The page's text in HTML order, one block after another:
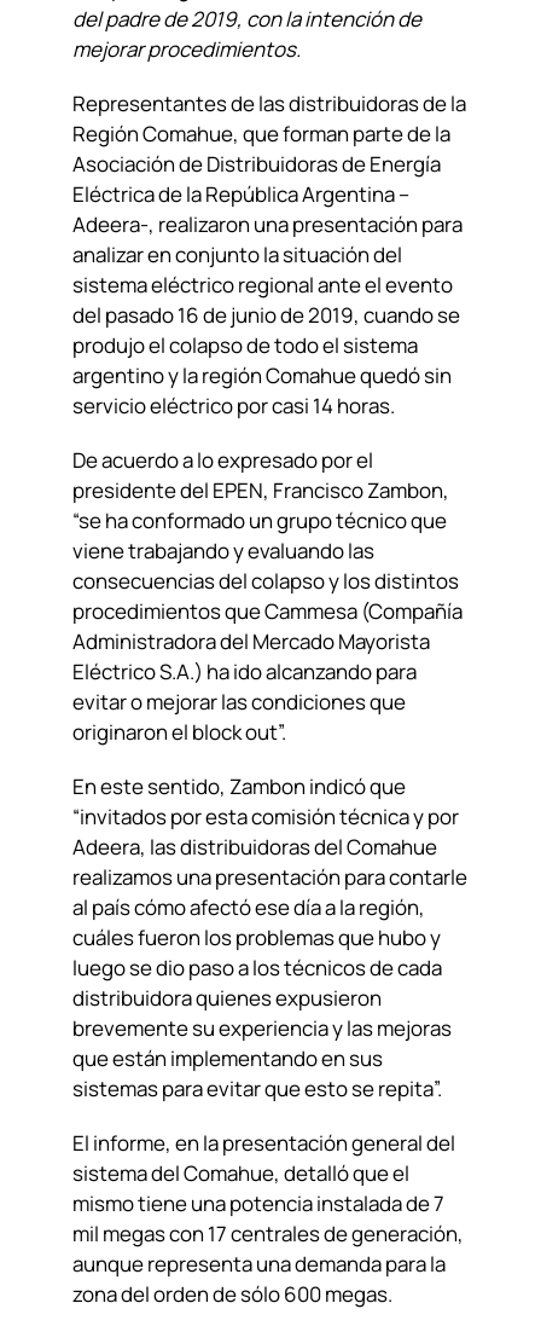
del padre de 2019, con la intención de
mejorar procedimientos.
Representantes de las distribuidoras de la
Región Comahue, que forman parte de la
Asociación de Distribuidoras de Energía
Eléctrica de la República Argentina –
Adeera-, realizaron una presentación para
analizar en conjunto la situación del
sistema eléctrico regional ante el evento
del pasado 16 de junio de 2019, cuando se
produjo el colapso de todo el sistema
argentino y la región Comahue quedó sin
servicio eléctrico por casi 14 horas.
De acuerdo a lo expresado por el
presidente del EPEN, Francisco Zambon,
“se ha conformado un grupo técnico que
viene trabajando y evaluando las
consecuencias del colapso y los distintos
procedimientos que Cammesa (Compañía
Administradora del Mercado Mayorista
Eléctrico S.A.) ha ido alcanzando para
evitar o mejorar las condiciones que
originaron el block out”.
En este sentido, Zambon indicó que
“invitados por esta comisión técnica y por
Adeera, las distribuidoras del Comahue
realizamos una presentación para contarle
al país cómo afectó ese día a la región,
cuáles fueron los problemas que hubo y
luego se dio paso a los técnicos de cada
distribuidora quienes expusieron
brevemente su experiencia y las mejoras
que están implementando en sus
sistemas para evitar que esto se repita”.
El informe, en la presentación general del
sistema del Comahue, detalló que el
mismo tiene una potencia instalada de 7
mil megas con 17 centrales de generación,
aunque representa una demanda para la
zona del orden de sólo 600 megas.